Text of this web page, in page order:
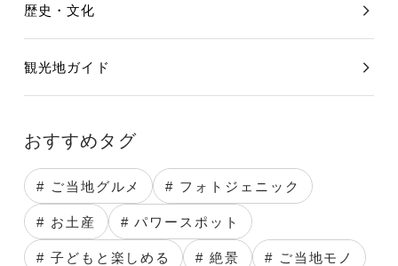
歴史・文化
観光地ガイド
おすすめタグ
# ご当地グルメ # フォトジェニック
# お土産 # パワースポット
# 子どもと楽しめる # 絶景 # ご当地モノ